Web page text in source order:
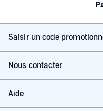
Saisir un code
Nous contacter
Aide